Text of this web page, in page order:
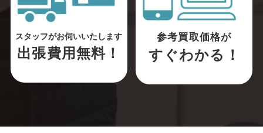
スタッフがお伺いいたします
出張費用無料！
参考買取価格が
すぐわかる！